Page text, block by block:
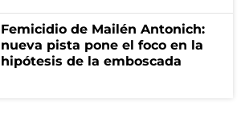
Femicidio de Mailén Antonich:
nueva pista pone el foco en la
hipótesis de la emboscada